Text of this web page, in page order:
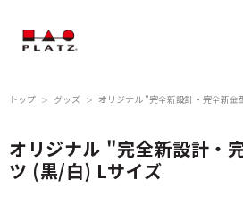
トップ ＞ グッズ ＞ オリジナル "完全新設計・完全新
オリジナル "完全新設計・
ツ (黒/白) Lサイズ